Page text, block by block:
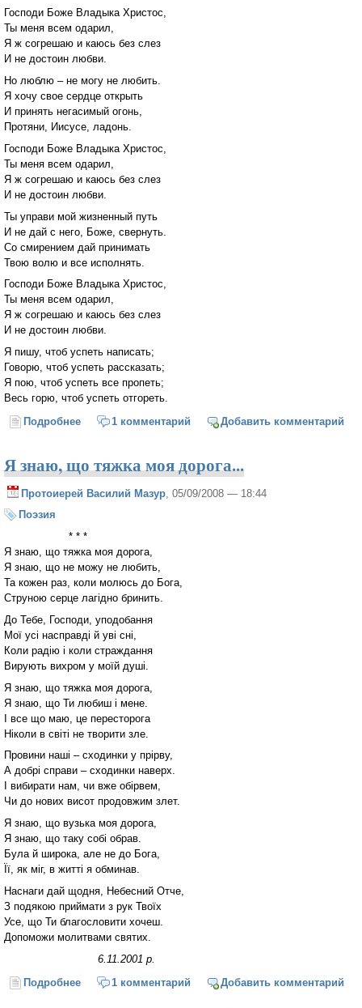
Господи Боже Владыка Христос,
Ты меня всем одарил,
Я ж согрешаю и каюсь без слез
И не достоин любви.
Но люблю – не могу не любить.
Я хочу свое сердце открыть
И принять негасимый огонь,
Протяни, Иисусе, ладонь.
Господи Боже Владыка Христос,
Ты меня всем одарил,
Я ж согрешаю и каюсь без слез
И не достоин любви.
Ты управи мой жизненный путь
И не дай с него, Боже, свернуть.
Со смирением дай принимать
Твою волю и все исполнять.
Господи Боже Владыка Христос,
Ты меня всем одарил,
Я ж согрешаю и каюсь без слез
И не достоин любви.
Я пишу, чтоб успеть написать;
Говорю, чтоб успеть рассказать;
Я пою, чтоб успеть все пропеть;
Весь горю, чтоб успеть отгореть.
Подробнее о Я пишу – не могу не писать...
1 комментарий Добавить комментарий
Я знаю, що тяжка моя дорога...
Протоиерей Василий Мазур , 05/09/2008 — 18:44
Поэзия
* * *
Я знаю, що тяжка моя дорога,
Я знаю, що не можу не любить,
Та кожен раз, коли молюсь до Бога,
Струною серце лагідно бринить.
До Тебе, Господи, уподобання
Мої усі насправді й уві сні,
Коли радію і коли страждання
Вирують вихром у моїй душі.
Я знаю, що тяжка моя дорога,
Я знаю, що Ти любиш і мене.
І все що маю, це пересторога
Ніколи в світі не творити зле.
Провини наші – сходинки у прірву,
А добрі справи – сходинки наверх.
І вибирати нам, чи вже обірвем,
Чи до нових висот продовжим злет.
Я знаю, що вузька моя дорога,
Я знаю, що таку собі обрав.
Була й широка, але не до Бога,
Її, як міг, в житті я обминав.
Наснаги дай щодня, Небесний Отче,
З подякою приймати з рук Твоїх
Усе, що Ти благословити хочеш.
Допоможи молитвами святих.
6.11.2001 р.
Подробнее о Я знаю, що тяжка моя дорога...
1 комментарий Добавить комментарий